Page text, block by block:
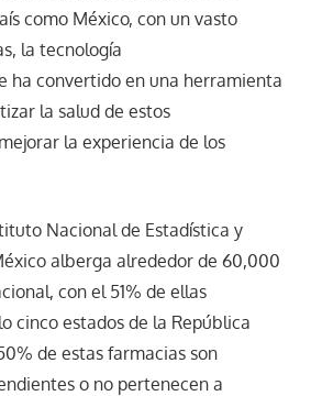
como México, con un vasto
la tecnología
ha convertido en una herramienta
la salud de estos
la experiencia de los
Nacional de Estadística y
alberga alrededor de 60,000
con el 51% de ellas
cinco estados de la República
de estas farmacias son
o no pertenecen a